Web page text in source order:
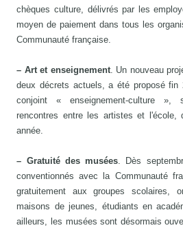
chèques culture, délivrés par les
moyen de paiement dans tous les
Communauté française.
– Art et enseignement. Un nouveau
deux décrets actuels, a été proposé fin
conjoint « enseignement-culture »,
rencontres entre les artistes et l'école,
année.
– Gratuité des musées . Dès
conventionnés avec la Communauté
gratuitement aux groupes scolaires,
maisons de jeunes, étudiants en
ailleurs, les musées sont désormais